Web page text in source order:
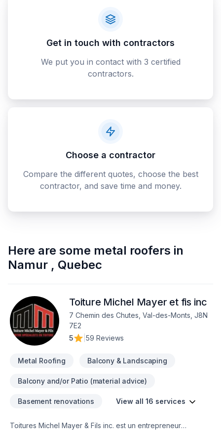
Get in touch with contractors
We put you in contact with 3 certified
contractors.
Choose a contractor
Compare the different quotes, choose the best
contractor, and save time and money.
Here are some metal roofers in
Namur , Quebec
Toiture Michel Mayer et fis inc
7 Chemin des Chutes, Val-des-Monts, J8N
7E2
5
59 Reviews
Metal Roofing Balcony & Landscaping
Balcony and/or Patio (material advice)
Basement renovations View all 16 services
Toitures Michel Mayer & Fils inc. est un entrepreneur